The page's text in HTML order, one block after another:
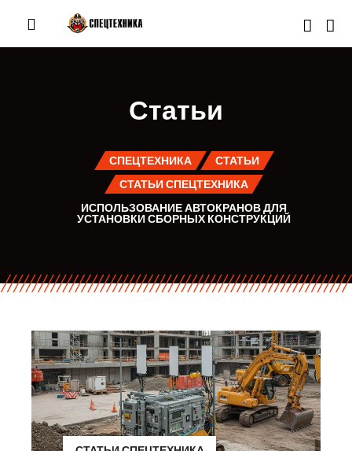
Статьи
СПЕЦТЕХНИКА
СТАТЬИ
СТАТЬИ СПЕЦТЕХНИКА
ИСПОЛЬЗОВАНИЕ АВТОКРАНОВ ДЛЯ
УСТАНОВКИ СБОРНЫХ КОНСТРУКЦИЙ